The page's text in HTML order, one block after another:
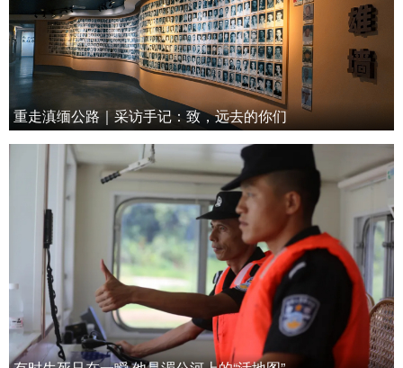
重走滇缅公路｜采访手记：致，远去的你们